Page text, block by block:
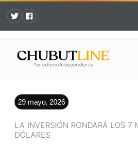
29 mayo, 2026
LA INVERSIÓN RONDARÁ LOS 7
DÓLARES